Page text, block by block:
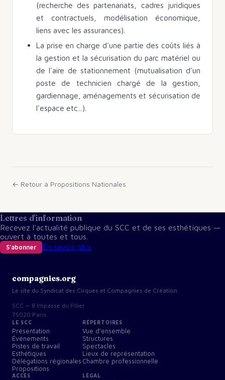
(recherche des partenariats, cadres juridiques
et contractuels, modélisation économique,
liens avec les assurances).
La prise en charge d'une partie des coûts liés à
la gestion et la sécurisation du parc matériel ou
de l'aire de stationnement (mutualisation d'un
poste de technicien chargé de la gestion,
gardiennage, aménagements et sécurisation de
l'espace etc...).
← Retour à Propositions Nationales
Lettres d'information
Recevez l'actualité publique du SCC et de ses esthétiques —
ouvert à toutes et tous.
S'abonner En savoir plus
compagnies.org
Le site du Syndicat des Cirques et Compagnies de Création
SCC — 8 Impasse du Pilier
75020 Paris
LE SCC
Présentation
Événements
Pistes de travail
Esthétiques
Délégations régionales
Propositions
RÉPERTOIRES
Vue d'ensemble
Structures
Spectacles
Lieux de représentation
Chambre professionnelle
ACCÈS LÉGAL